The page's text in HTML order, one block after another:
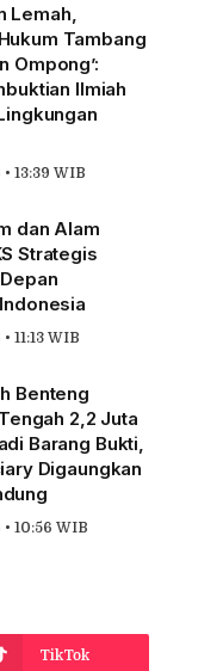
Lemah,
Tambang
Ompong’:
Ilmiah
13:39 WIB
dan Alam
Strategis
11:13 WIB
Benteng
2,2 Juta
Barang Bukti,
Digaungkan
10:56 WIB
TikTok